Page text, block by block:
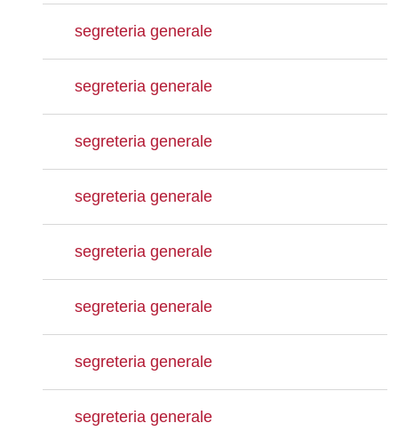
segreteria generale
segreteria generale
segreteria generale
segreteria generale
segreteria generale
segreteria generale
segreteria generale
segreteria generale